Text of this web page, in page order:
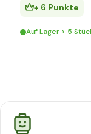
+ 6 Punkte
Auf Lager > 5